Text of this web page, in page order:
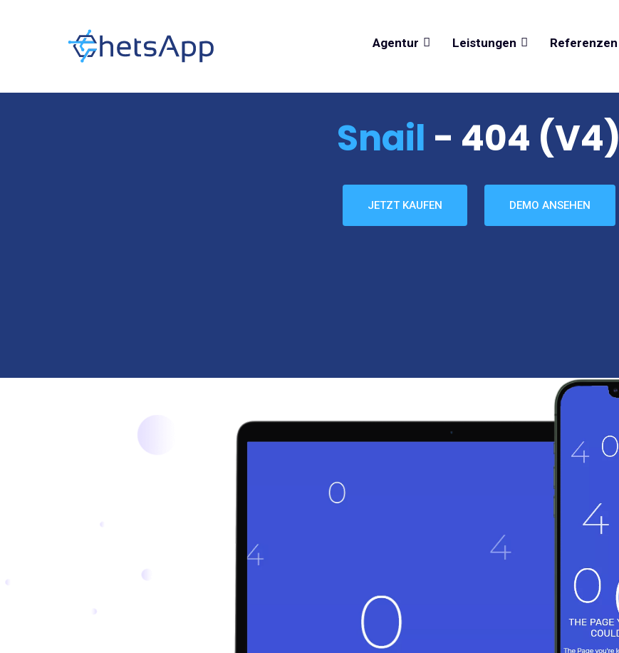
Agentur Leistungen Referenzen
Snail - 404 (v4)
JETZT KAUFEN DEMO ANSEHEN